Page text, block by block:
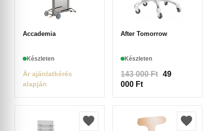
Accademia
Készleten
Ár ajánlatkérés
alapján
After Tomorrow
Készleten
143 000Ft 49
000 Ft